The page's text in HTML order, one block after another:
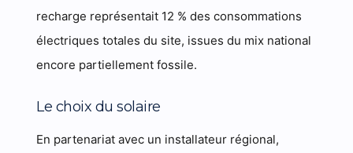
recharge représentait 12 % des consommations
électriques totales du site, issues du mix national
encore partiellement fossile.
Le choix du solaire
En partenariat avec un installateur régional,